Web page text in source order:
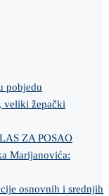
pobjedu
veliki žepački
ZA POSAO
Marijanovića:
osnovnih i srednjih